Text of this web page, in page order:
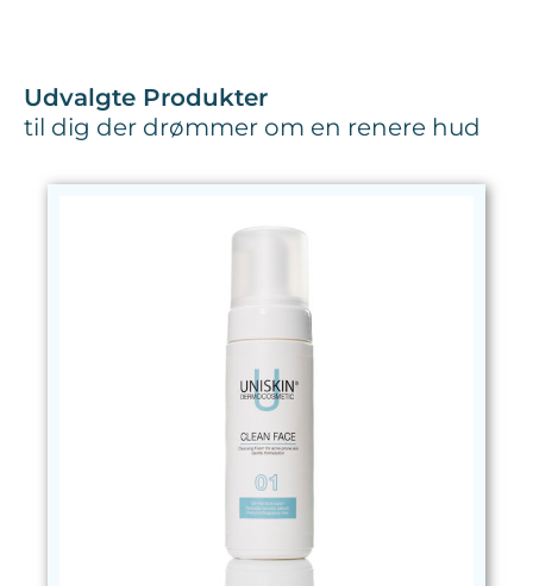
Udvalgte Produkter
til dig der drømmer om en renere hud